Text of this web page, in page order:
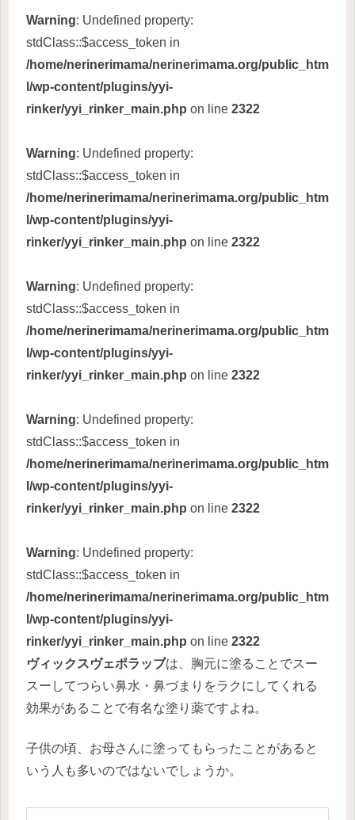
Warning: Undefined property:
stdClass::$access_token in
/home/nerinerimama/nerinerimama.org/public_htm
l/wp-content/plugins/yyi-
rinker/yyi_rinker_main.php on line 2322
Warning: Undefined property:
stdClass::$access_token in
/home/nerinerimama/nerinerimama.org/public_htm
l/wp-content/plugins/yyi-
rinker/yyi_rinker_main.php on line 2322
Warning: Undefined property:
stdClass::$access_token in
/home/nerinerimama/nerinerimama.org/public_htm
l/wp-content/plugins/yyi-
rinker/yyi_rinker_main.php on line 2322
Warning: Undefined property:
stdClass::$access_token in
/home/nerinerimama/nerinerimama.org/public_htm
l/wp-content/plugins/yyi-
rinker/yyi_rinker_main.php on line 2322
Warning: Undefined property:
stdClass::$access_token in
/home/nerinerimama/nerinerimama.org/public_htm
l/wp-content/plugins/yyi-
rinker/yyi_rinker_main.php on line 2322
ヴィックスヴェポラッブは、胸元に塗ることでスー
スーしてつらい鼻水・鼻づまりをラクにしてくれる
効果があることで有名な塗り薬ですよね。
子供の頃、お母さんに塗ってもらったことがあると
いう人も多いのではないでしょうか。